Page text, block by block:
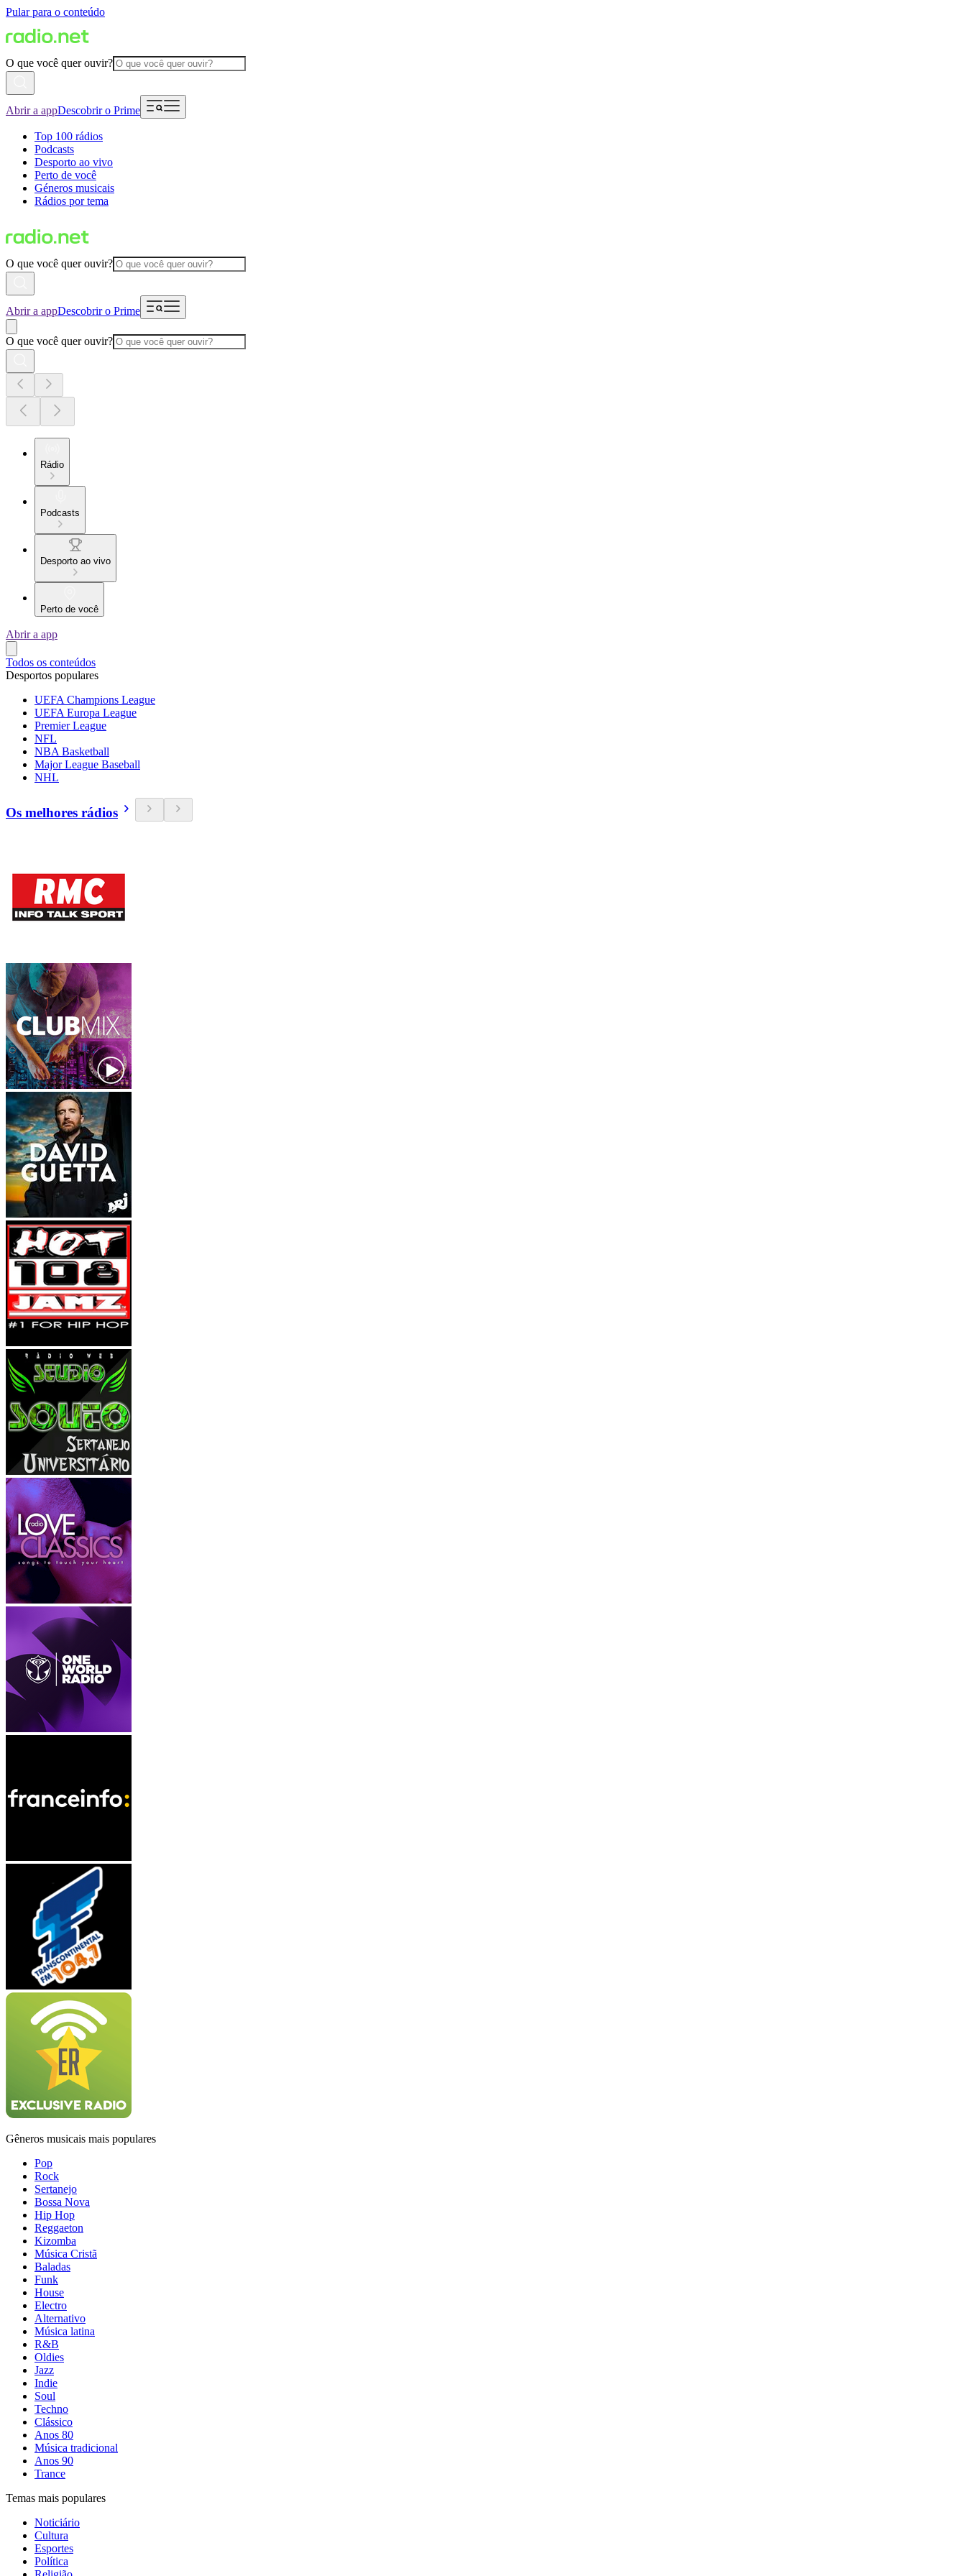
Pular para o conteúdo
O que você quer ouvir?
Abrir a appDescobrir o Prime
Top 100 rádios
Podcasts
Desporto ao vivo
Perto de você
Géneros musicais
Rádios por tema
O que você quer ouvir?
Abrir a appDescobrir o Prime
O que você quer ouvir?
Rádio
Podcasts
Desporto ao vivo
Perto de você
Abrir a app
Todos os conteúdos
Desportos populares
UEFA Champions League
UEFA Europa League
Premier League
NFL
NBA Basketball
Major League Baseball
NHL
Os melhores rádios
Gêneros musicais mais populares
Pop
Rock
Sertanejo
Bossa Nova
Hip Hop
Reggaeton
Kizomba
Música Cristã
Baladas
Funk
House
Electro
Alternativo
Música latina
R&B
Oldies
Jazz
Indie
Soul
Techno
Clássico
Anos 80
Música tradicional
Anos 90
Trance
Temas mais populares
Noticiário
Cultura
Esportes
Política